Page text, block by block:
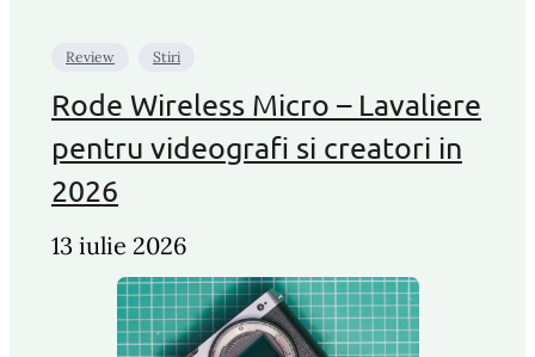
Review Stiri
Rode Wireless Micro – Lavaliere
pentru videografi si creatori in
2026
13 iulie 2026